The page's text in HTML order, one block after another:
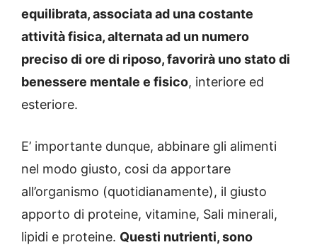
equilibrata, associata ad una costante
attività fisica, alternata ad un numero
preciso di ore di riposo, favorirà uno stato di
benessere mentale e fisico, interiore ed
esteriore.
E’ importante dunque, abbinare gli alimenti
nel modo giusto, cosi da apportare
all’organismo (quotidianamente), il giusto
apporto di proteine, vitamine, Sali minerali,
lipidi e proteine. Questi nutrienti, sono